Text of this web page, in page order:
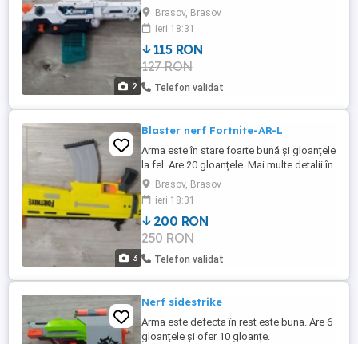
2
Brasov, Brasov
ieri 18:31
115 RON
127 RON
Telefon validat
3
Blaster nerf Fortnite-AR-L
Arma este în stare foarte bună și gloanțele
la fel. Are 20 gloanțele. Mai multe detalii în
privat!Brasov, Brasov
ieri 18:31
200 RON
250 RON
Telefon validat
Nerf sidestrike
Arma este defecta în rest este buna. Are 6
gloanțele și ofer 10 gloanțe.